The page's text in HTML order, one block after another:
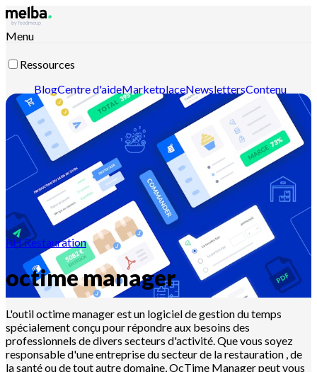
Menu
Ressources
BlogCentre d'aideMarketplaceNewslettersContenu
intelligentDocumentation APIDocumentation MCP
Contactez-nousDécouvrir melba
RH Restauration
octime manager
L'outil octime manager est un logiciel de gestion du temps
spécialement conçu pour répondre aux besoins des
professionnels de divers secteurs d'activité. Que vous soyez
responsable d'une entreprise du secteur de la restauration , de
la santé ou de tout autre domaine, OcTime Manager peut vous